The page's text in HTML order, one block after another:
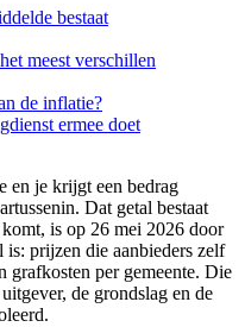
bestaat
meest verschillen
de inflatie?
ermee doet
en je krijgt een bedrag
Dat getal bestaat
is op 26 mei 2026 door
prijzen die aanbieders zelf
grafkosten per gemeente. Die
de grondslag en de